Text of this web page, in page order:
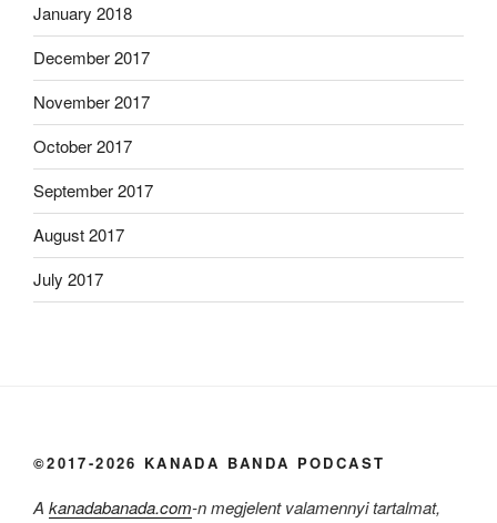
January 2018
December 2017
November 2017
October 2017
September 2017
August 2017
July 2017
©2017-2026 KANADA BANDA PODCAST
A kanadabanada.com-n megjelent valamennyi tartalmat,